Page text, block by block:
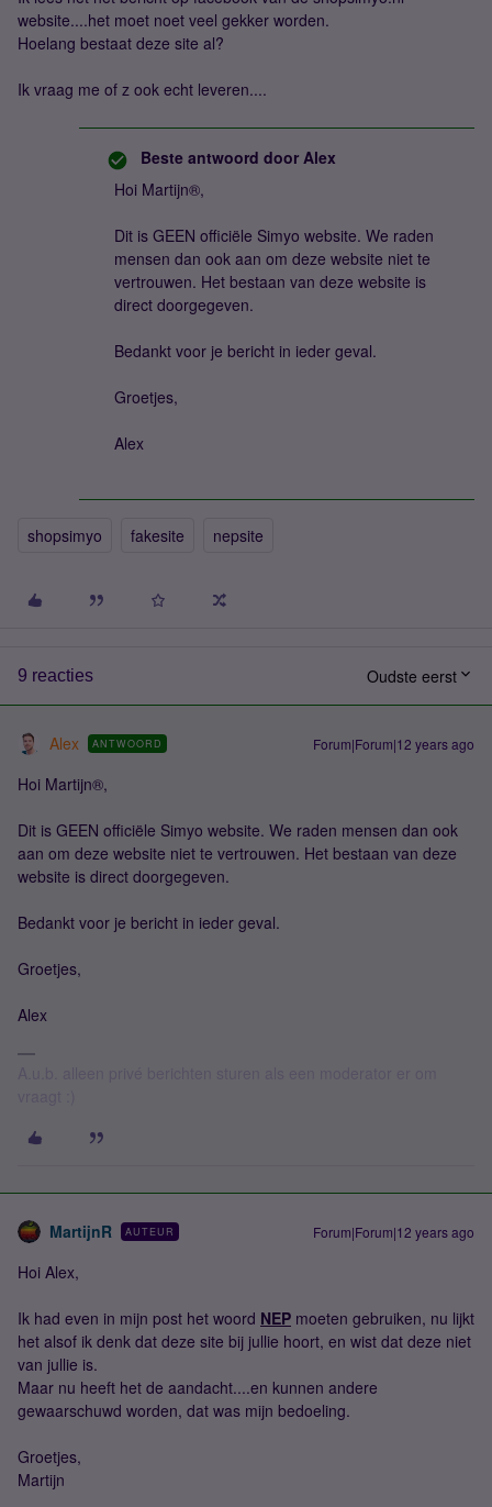
website....het moet noet veel gekker worden.
Hoelang bestaat deze site al?
Ik vraag me of z ook echt leveren....
Beste antwoord door Alex
Hoi Martijn®,
Dit is GEEN officiële Simyo website. We raden
mensen dan ook aan om deze website niet te
vertrouwen. Het bestaan van deze website is
direct doorgegeven.
Bedankt voor je bericht in ieder geval.
Groetjes,
Alex
shopsimyo fakesite nepsite
9 reacties Oudste eerst
Alex ANTWOORD Forum|Forum|12 years ago
Hoi Martijn®,
Dit is GEEN officiële Simyo website. We raden mensen dan ook
aan om deze website niet te vertrouwen. Het bestaan van deze
website is direct doorgegeven.
Bedankt voor je bericht in ieder geval.
Groetjes,
Alex
MartijnR AUTEUR Forum|Forum|12 years ago
Hoi Alex,
Ik had even in mijn post het woord NEP moeten gebruiken, nu lijkt
het alsof ik denk dat deze site bij jullie hoort, en wist dat deze niet
van jullie is.
Maar nu heeft het de aandacht....en kunnen andere
gewaarschuwd worden, dat was mijn bedoeling.
Groetjes,
Martijn